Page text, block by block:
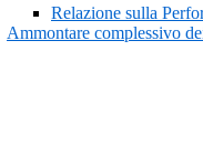
Relazione sulla
Ammontare complessivo